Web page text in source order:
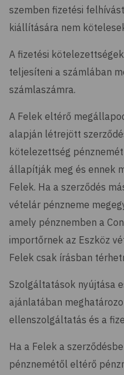
szemben fizetési
kiállítására nem
A fizetési
teljesíteni a számlában
számlaszámra.
A Felek eltérő
alapján létrejött
kötelezettség
állapítják meg és ennek
Felek. Ha a szerződés
vételár pénzneme
amely pénznemben a
importőrnek az Eszköz
Felek csak írásban
Szolgáltatások nyújtása
ajánlatában
ellenszolgáltatás és a
Ha a Felek a
pénznemétől eltérő